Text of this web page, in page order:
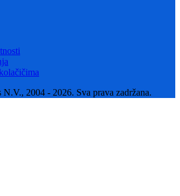
2004 - 2026. Sva prava zadržana.